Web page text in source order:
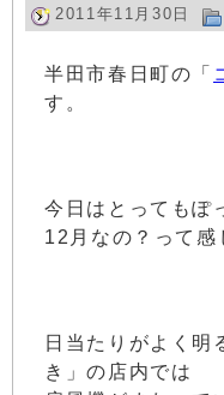
2011年11月30日
半田市春日町の「
す。
今日はとってもぽ
12月なの？って感
日当たりがよく明
き」の店内では